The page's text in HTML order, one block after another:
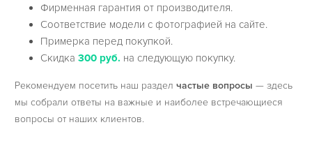
Фирменная гарантия от производителя.
Соответствие модели с фотографией на сайте.
Примерка перед покупкой.
Скидка300 руб. на следующую покупку.
Рекомендуем посетить наш раздел частые вопросы — здесь
мы собрали ответы на важные и наиболее встречающиеся
вопросы от наших клиентов.